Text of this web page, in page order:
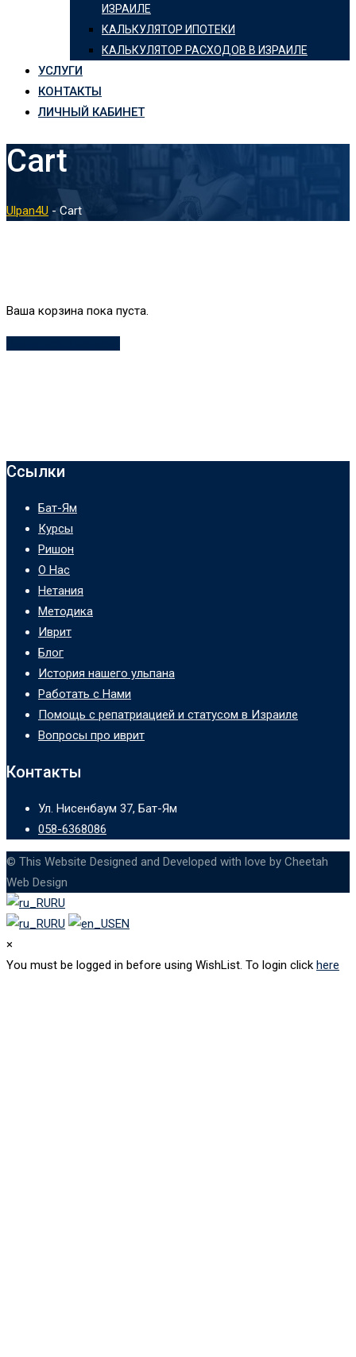
ИЗРАИЛЕ
КАЛЬКУЛЯТОР ИПОТЕКИ
КАЛЬКУЛЯТОР РАСХОДОВ В ИЗРАИЛЕ
УСЛУГИ
КОНТАКТЫ
ЛИЧНЫЙ КАБИНЕТ
Cart
Ulpan4U - Cart
Ваша корзина пока пуста.
Ссылки
Бат-Ям
Курсы
Ришон
О Нас
Нетания
Методика
Иврит
Блог
История нашего ульпана
Работать с Нами
Помощь с репатриацией и статусом в Израиле
Вопросы про иврит
Контакты
Ул. Нисенбаум 37, Бат-Ям
058-6368086
© This Website Designed and Developed with love by Cheetah
Web Design
RU
RU
EN
×
You must be logged in before using WishList. To login click here